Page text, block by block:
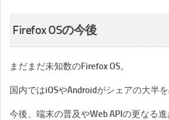
Firefox OSの今後
まだまだ未知数のFirefox OS。
国内ではiOSやAndroidがシェアの大半を
今後、端末の普及やWeb APIの更なる進